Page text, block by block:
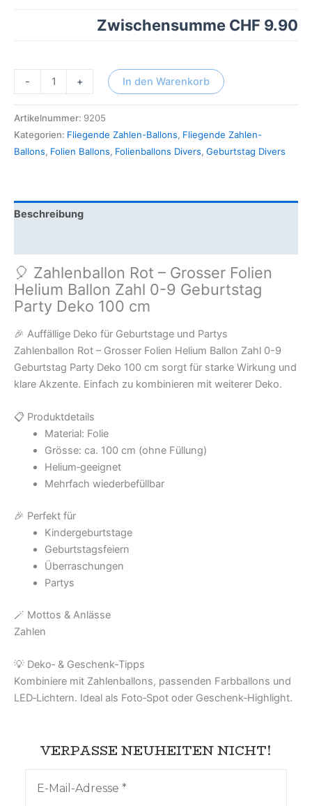
Zwischensumme CHF 9.90
- + In den Warenkorb
Artikelnummer: 9205
Kategorien: Fliegende Zahlen-Ballons, Fliegende Zahlen-
Ballons, Folien Ballons, Folienballons Divers, Geburtstag Divers
Beschreibung
🎈 Zahlenballon Rot – Grosser Folien
Helium Ballon Zahl 0-9 Geburtstag
Party Deko 100 cm
🎉 Auffällige Deko für Geburtstage und Partys
Zahlenballon Rot – Grosser Folien Helium Ballon Zahl 0-9
Geburtstag Party Deko 100 cm sorgt für starke Wirkung und
klare Akzente. Einfach zu kombinieren mit weiterer Deko.
📋 Produktdetails
Material: Folie
Grösse: ca. 100 cm (ohne Füllung)
Helium‑geeignet
Mehrfach wiederbefüllbar
🎉 Perfekt für
Kindergeburtstage
Geburtstagsfeiern
Überraschungen
Partys
🪄 Mottos & Anlässe
Zahlen
💡 Deko‑ & Geschenk‑Tipps
Kombiniere mit Zahlenballons, passenden Farbballons und
LED‑Lichtern. Ideal als Foto‑Spot oder Geschenk‑Highlight.
VERPASSE NEUHEITEN NICHT!